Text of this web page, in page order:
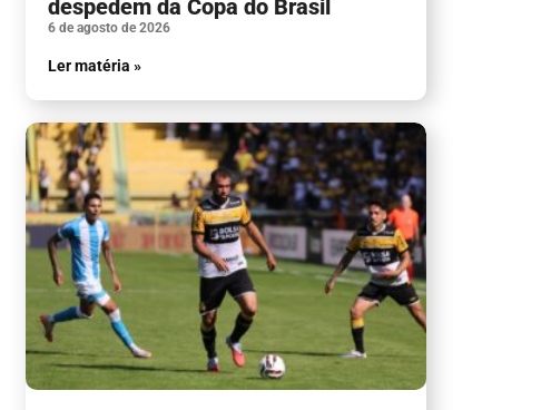
despedem da Copa do Brasil
6 de agosto de 2026
Ler matéria »